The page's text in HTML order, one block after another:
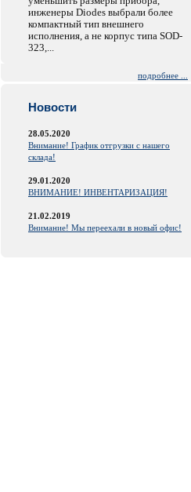
инженеры Diodes выбрали более
компактный тип внешнего
исполнения, а не корпус типа SOD-
323,...
подробнее ...
Новости
28.05.2020
Внимание! График отгрузки с нашего
склада!
29.01.2020
ВНИМАНИЕ! ИНВЕНТАРИЗАЦИЯ!
21.02.2019
Внимание! Мы переехали в новый офис!